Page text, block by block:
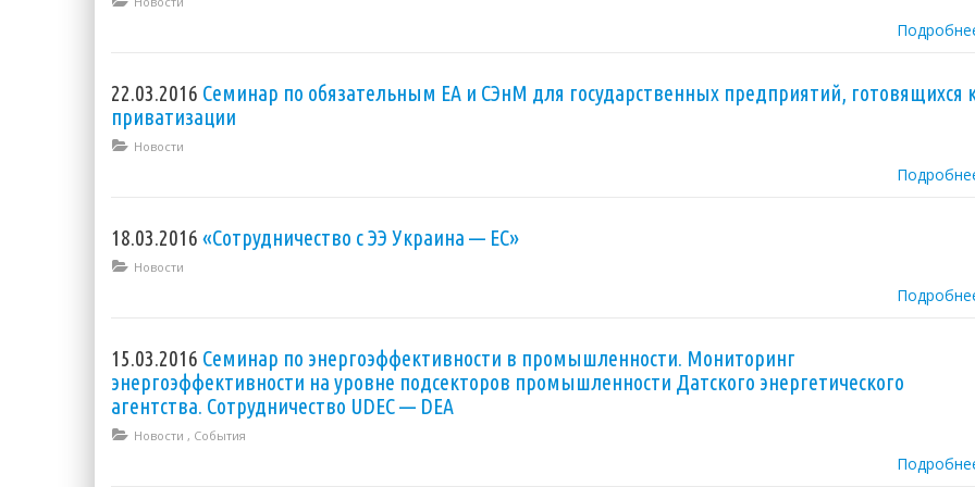
22.03.2016 Семинар по обязательным EA и СЭнМ для государственных предприятий, готовящихся
приватизации
Новости
18.03.2016 «Сотрудничество с ЭЭ Украина — ЕС»
Новости
15.03.2016 Семинар по энергоэффективности в промышленности. Мониторинг
энергоэффективности на уровне подсекторов промышленности Датского энергетического
агентства. Сотрудничество UDEC — DEA
Новости , События